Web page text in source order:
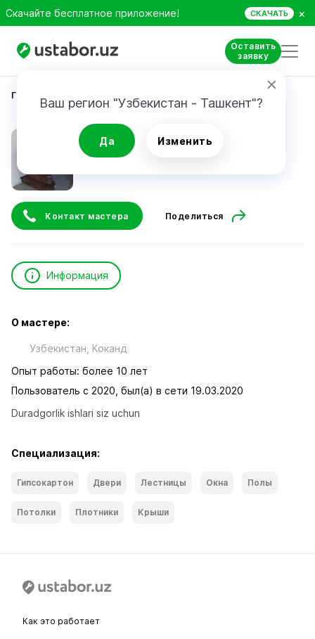
Скачайте бесплатное приложение! СКАЧАТЬ ×
Оставить
заявку
Ваш регион "Узбекистан - Ташкент"?
Да Изменить
Главная
Yuldashev U.
Контакт мастера Поделиться
Информация
О мастере:
Узбекистан, Коканд
Опыт работы: более 10 лет
Пользователь с 2020, был(а) в сети 19.03.2020
Duradgorlik ishlari siz uchun
Специализация:
Гипсокартон Двери Лестницы Окна Полы
Потолки Плотники Крыши
Как это работает